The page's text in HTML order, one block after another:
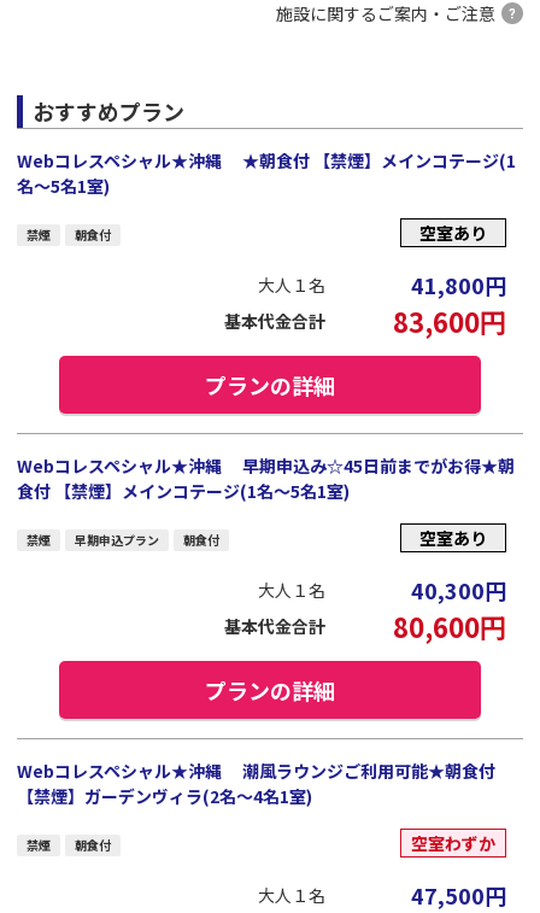
施設に関するご案内・ご注意
おすすめプラン
Webコレスペシャル★沖縄 ★朝食付 【禁煙】メインコテージ(1
名～5名1室)
禁煙 朝食付 空室あり
大人１名 41,800円
基本代金合計 83,600円
プランの詳細
Webコレスペシャル★沖縄 早期申込み☆45日前までがお得★朝
食付 【禁煙】メインコテージ(1名～5名1室)
禁煙 早期申込プラン 朝食付 空室あり
大人１名 40,300円
基本代金合計 80,600円
プランの詳細
Webコレスペシャル★沖縄 潮風ラウンジご利用可能★朝食付
【禁煙】ガーデンヴィラ(2名～4名1室)
禁煙 朝食付 空室わずか
大人１名 47,500円